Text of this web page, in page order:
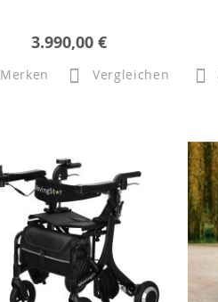
3.990,00 €
Merken Vergleichen